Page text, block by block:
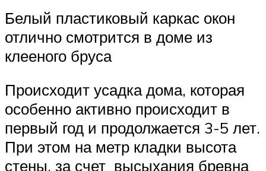
Белый пластиковый каркас окон
отлично смотрится в доме из
клееного бруса
Происходит усадка дома, которая
особенно активно происходит в
первый год и продолжается 3-5 лет.
При этом на метр кладки высота
стены, за счет высыхания бревна